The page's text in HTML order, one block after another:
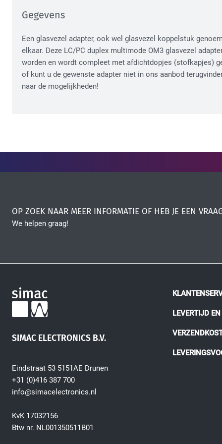
Gegevens
Een glasvezel adapter, ook wel glasvezel koppelstuk
elkaar. Deze LC/PC duplex multimode OM3 glasvezel
worden en wordt compleet met afdichtdopjes (stofkapjes)
of kunt u de gewenste adapter niet in ons aanbod
naar de mogelijkheden!
OP ZOEK NAAR MEER INFORMATIE OF HEB JE EEN
We helpen graag!
SIMAC ELECTRONICS B.V.
Eindstraat 53 5151AE Drunen
+31 (0)416 387 700
info@simacelectronics.nl
KvK 17032156
Btw nr. NL001350511B01
LEVERTIJD